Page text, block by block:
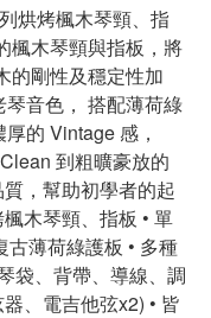
烘烤楓木琴頸、指
楓木琴頸與指板，將
的剛性及穩定性加
音色， 搭配薄荷綠
的 Vintage 感，
到粗曠豪放的
，幫助初學者的起
木琴頸、指板 • 單
薄荷綠護板 • 多種
袋、背帶、導線、調
、電吉他弦x2) • 皆